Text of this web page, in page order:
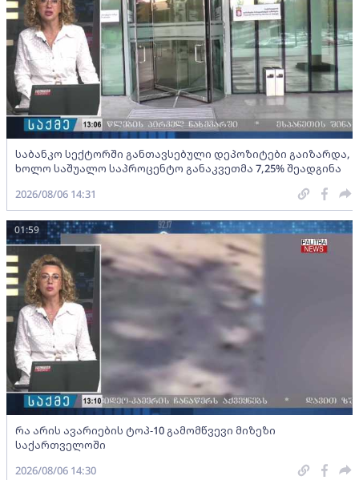
საბანკო სექტორში განთავსებული დეპოზიტები გაიზარდა,
ხოლო საშუალო საპროცენტო განაკვეთმა 7,25% შეადგინა
2026/08/06 14:31
რა არის ავარიების ტოპ-10 გამომწვევი მიზეზი
საქართველოში
01:59
2026/08/06 14:30